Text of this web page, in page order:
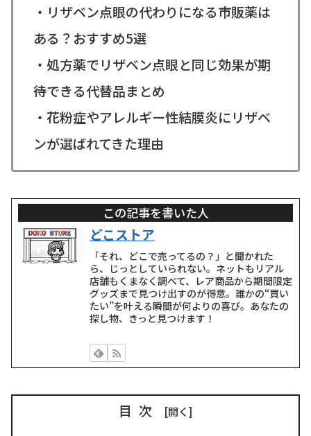
・リザベン点眼の代わりになる市販薬は
ある？おすすめ5選
・処方薬でリザベン点眼と同じ効果が期
待できる代替品まとめ
・花粉症やアレルギー性結膜炎にリザベ
ンが選ばれてきた理由
この記事を書いた人
どこストア
「それ、どこで売ってるの？」と聞かれた
ら、じっとしていられない。ネットもリアル
店舗もくまなく調べて、レア商品から期間限定
グッズまで見つけ出すのが得意。誰かの“買い
たい”を叶える瞬間が何よりの喜び。あなたの
探し物、きっと見つけます！
目次